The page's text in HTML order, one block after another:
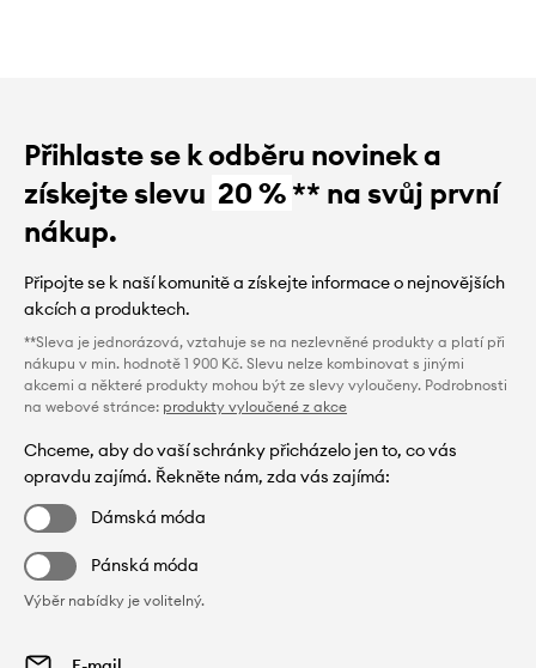
Přihlaste se k odběru novinek a
získejte slevu 20 %** na svůj první
nákup.
Připojte se k naší komunitě a získejte informace o nejnovějších
akcích a produktech.
**Sleva je jednorázová, vztahuje se na nezlevněné produkty a platí při
nákupu v min. hodnotě 1 900 Kč. Slevu nelze kombinovat s jinými
akcemi a některé produkty mohou být ze slevy vyloučeny. Podrobnosti
na webové stránce: produkty vyloučené z akce
Chceme, aby do vaší schránky přicházelo jen to, co vás
opravdu zajímá. Řekněte nám, zda vás zajímá:
Dámská móda
Pánská móda
Výběr nabídky je volitelný.